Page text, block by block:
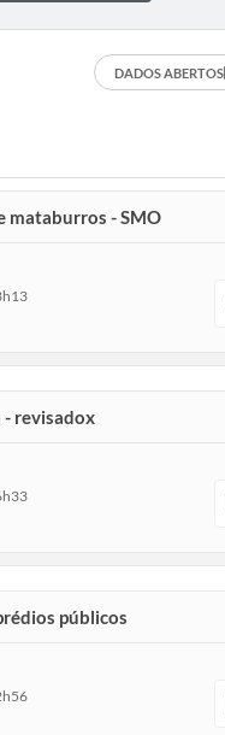
DADOS ABERTOS
mataburros - SMO
- revisadox
públicos